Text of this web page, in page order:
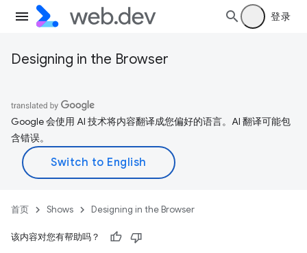
登录
Designing in the Browser
Google 会使用 AI 技术将内容翻译成您偏好的语言。AI 翻译可能包
含错误。
首页 Shows Designing in the Browser
该内容对您有帮助吗？